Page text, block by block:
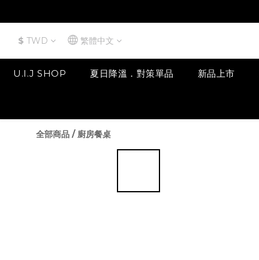
$ TWD 繁體中文
U.I.J SHOP 夏日降溫．對策單品 新品上市
全部商品 / 廚房餐桌